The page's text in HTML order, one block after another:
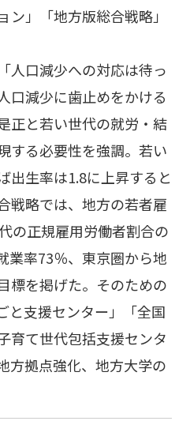
ン」「地方版総合戦略」
人口減少への対応は待っ
口減少に歯止めをかける
正と若い世代の就労・結
する必要性を強調。若い
出生率は1.8に上昇すると
戦略では、地方の若者雇
の正規雇用労働者割合の
業率73％、東京圏から地
標を掲げた。そのための
と支援センター」「全国
育て世代包括支援センタ
方拠点強化、地方大学の